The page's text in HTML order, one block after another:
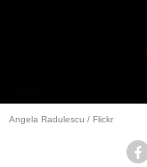
Angela Radulescu / Flickr